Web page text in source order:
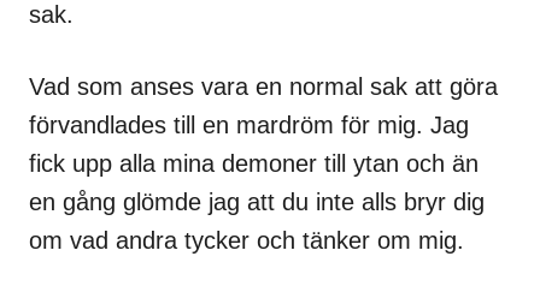
sak.
Vad som anses vara en normal sak att göra
förvandlades till en mardröm för mig. Jag
fick upp alla mina demoner till ytan och än
en gång glömde jag att du inte alls bryr dig
om vad andra tycker och tänker om mig.